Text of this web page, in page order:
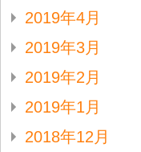
2019年4月
2019年3月
2019年2月
2019年1月
2018年12月